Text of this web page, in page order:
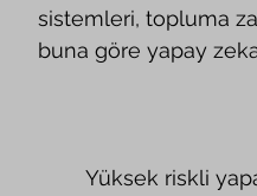
sistemleri, topluma
buna göre yapay